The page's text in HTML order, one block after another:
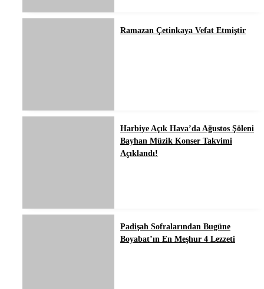
Ramazan Çetinkaya Vefat Etmiştir
Harbiye Açık Hava’da Ağustos Şöleni
Bayhan Müzik Konser Takvimi
Açıklandı!
Padişah Sofralarından Bugüne
Boyabat’ın En Meşhur 4 Lezzeti